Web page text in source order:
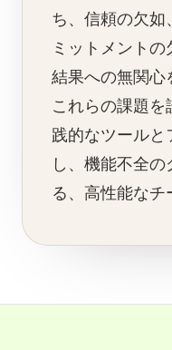
ち、信頼の欠
ミットメントの
結果への無関心
これらの課題を
践的なツールと
し、機能不全
る、高性能なチ